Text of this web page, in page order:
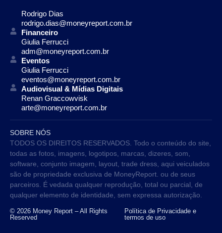
Rodrigo Dias
rodrigo.dias@moneyreport.com.br
Financeiro
Giulia Ferrucci
adm@moneyreport.com.br
Eventos
Giulia Ferrucci
eventos@moneyreport.com.br
Audiovisual & Mídias Digitais
Renan Graccowvisk
arte@moneyreport.com.br
SOBRE NÓS
TODOS OS DIREITOS RESERVADOS. Todo o conteúdo do site,
todas as fotos, imagens, logotipos, marcas, dizeres, som,
software, conjunto imagem, layout, trade dress, aqui veiculados
são de propriedade exclusiva de MoneyReport. ou de seus
parceiros. É vedada qualquer reprodução, total ou parcial, de
qualquer elemento de identidade, sem expressa autorização.
© 2026 Money Report – All Rights
Reserved
Política de Privacidade e
termos de uso